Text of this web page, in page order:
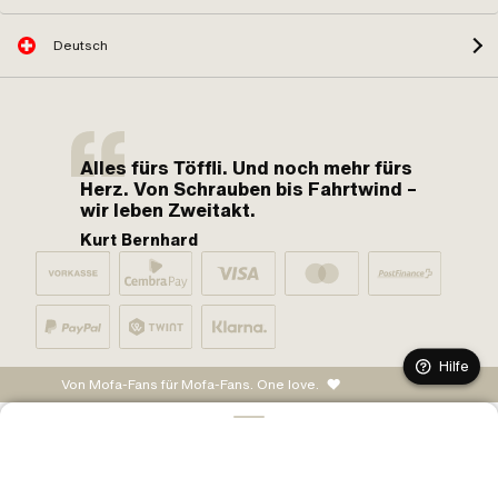
Deutsch
Alles fürs Töffli. Und noch mehr fürs
Herz. Von Schrauben bis Fahrtwind –
wir leben Zweitakt.
Kurt Bernhard
Von Mofa-Fans für Mofa-Fans. One love.
Hilfe